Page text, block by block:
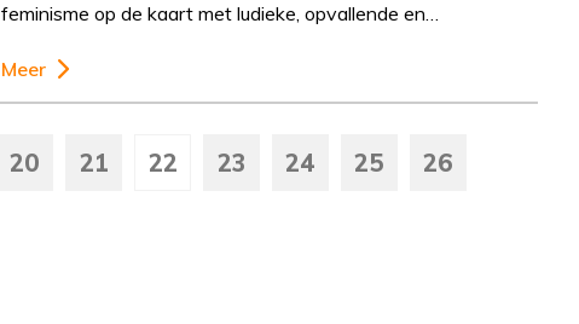
feminisme op de kaart met ludieke, opvallende en…
Meer
20 21 22 23 24 25 26